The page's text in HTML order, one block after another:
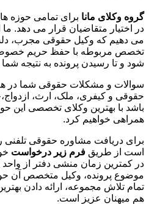
گروه وکلای مانا برای تمامی حوزه‌
در اختیار متقاضیان قرار می ‌دهد.
می دهیم که وکیل حقوقی مجرب،
تخصص مربوطه با حفظ حریم خصوصی
شود و تا رسیدن پرونده به نتیجه
سوالات و مشکلات حقوقی شما در
حقوقی و کیفری، ملک، ارث،
باشد با بهترین وکلای تخصصی این
همراهی خواهیم کرد.
برای دریافت مشاوره حقوقی تلفنی
است از طریق فرم زیر درخواست
در کمترین زمان منشی دفتر از واحد
موضوع پرونده، وکیل متخصص آن
تمام تلاش مجموعه، ارائه دادن
هم میهنان عزیز است.